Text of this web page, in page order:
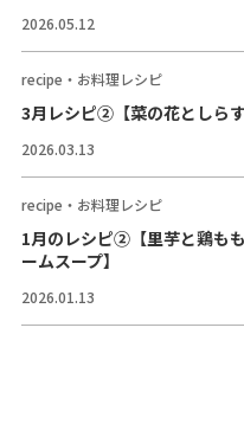
2026.05.12
recipe・お料理レシピ
3月レシピ②【菜の花としらす
2026.03.13
recipe・お料理レシピ
1月のレシピ②【里芋と鶏も
ームスープ】
2026.01.13